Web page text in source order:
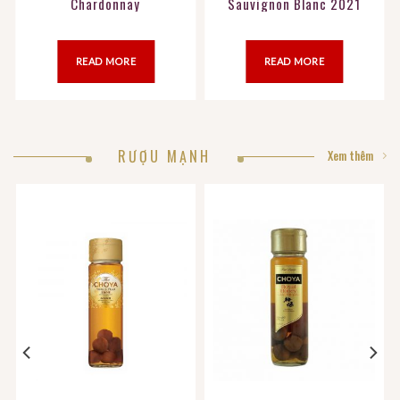
Chardonnay
READ MORE
Sauvignon Blanc 2021
READ MORE
RƯỢU MẠNH Xem thêm